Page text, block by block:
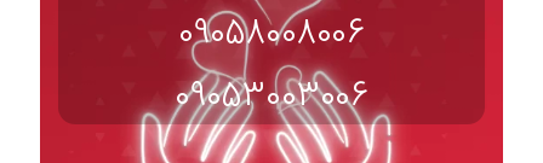
09058008006
09053003006